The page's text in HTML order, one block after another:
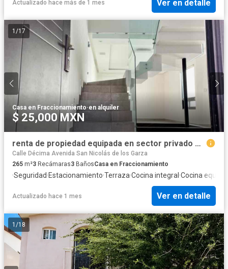
Actualizado hace más de 1 mes Ver en detalle
1 /17
Casa en Fraccionamiento·en alquiler
$ 25,000 MXN
renta de propiedad equipada en sector privado Prival de Anahuac
Calle Décima Avenida San Nicolás de los Garza
265 m²3 Recámaras3 BañosCasa en Fraccionamiento
·Seguridad·Estacionamiento·Terraza·Cocina integral ·Cocina
Actualizado hace 1 mes Ver en detalle
1 /18